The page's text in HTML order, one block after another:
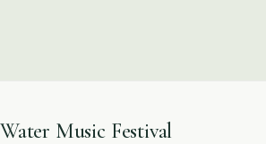
Water Music Festival